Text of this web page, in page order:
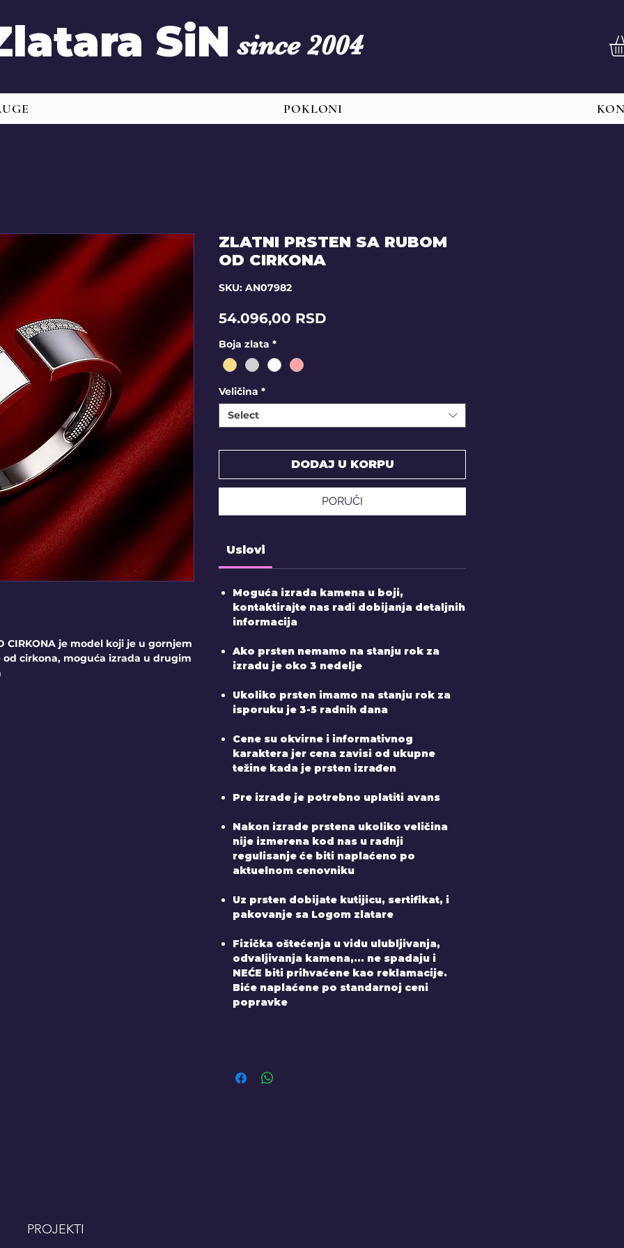
SiN since 2004
POKLONI
CIRKONA je model koji je u gornjem
cirkona, moguća izrada u drugim
ZLATNI PRSTEN SA RUBOM
OD CIRKONA
SKU: AN07982
54.096,00 RSD
Boja zlata *
Veličina *
Select
DODAJ U KORPU
PORUČI
Uslovi
Moguća izrada kamena u boji,
kontaktirajte nas radi dobijanja detaljnih
informacija
Ako prsten nemamo na stanju rok za
izradu je oko 3 nedelje
Ukoliko prsten imamo na stanju rok za
isporuku je 3-5 radnih dana
Cene su okvirne i informativnog
karaktera jer cena zavisi od ukupne
težine kada je prsten izrađen
Pre izrade je potrebno uplatiti avans
Nakon izrade prstena ukoliko veličina
nije izmerena kod nas u radnji
regulisanje će biti naplaćeno po
aktuelnom cenovniku
Uz prsten dobijate kutijicu, sertifikat, i
pakovanje sa Logom zlatare
Fizička oštećenja u vidu ulubljivanja,
odvaljivanja kamena,... ne spadaju i
NEĆE biti prihvaćene kao reklamacije.
Biće naplaćene po standarnoj ceni
popravke
PROJEKTI